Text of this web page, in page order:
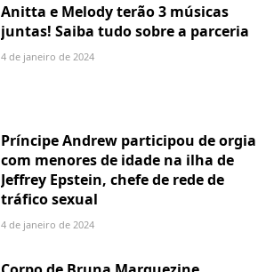
Anitta e Melody terão 3 músicas
juntas! Saiba tudo sobre a parceria
4 de janeiro de 2024
Príncipe Andrew participou de orgia
com menores de idade na ilha de
Jeffrey Epstein, chefe de rede de
tráfico sexual
4 de janeiro de 2024